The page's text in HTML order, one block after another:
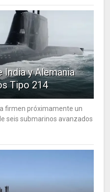
India y Alemania
Tipo 214
firmen próximamente un
seis submarinos avanzados